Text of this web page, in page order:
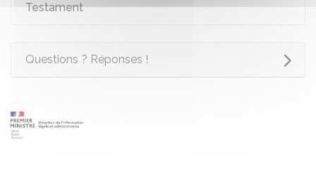
Testament
Questions ? Réponses !